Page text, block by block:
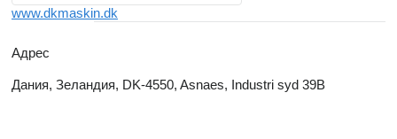
www.dkmaskin.dk
Адрес
Дания, Зеландия, DK-4550, Asnaes, Industri syd 39B